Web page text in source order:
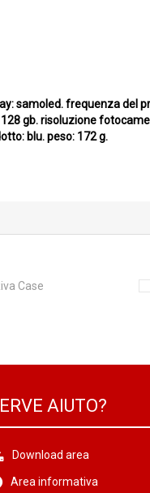
samoled. frequenza del
gb. risoluzione
blu. peso: 172 g.
AIUTO?
Download area
Area informativa